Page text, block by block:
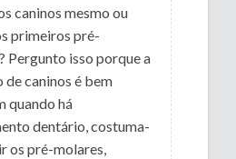
caninos mesmo ou
primeiros pré-
Pergunto isso porque a
de caninos é bem
quando há
dentário, costuma-
os pré-molares,